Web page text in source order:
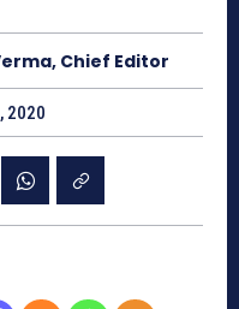
Chief Editor
2020